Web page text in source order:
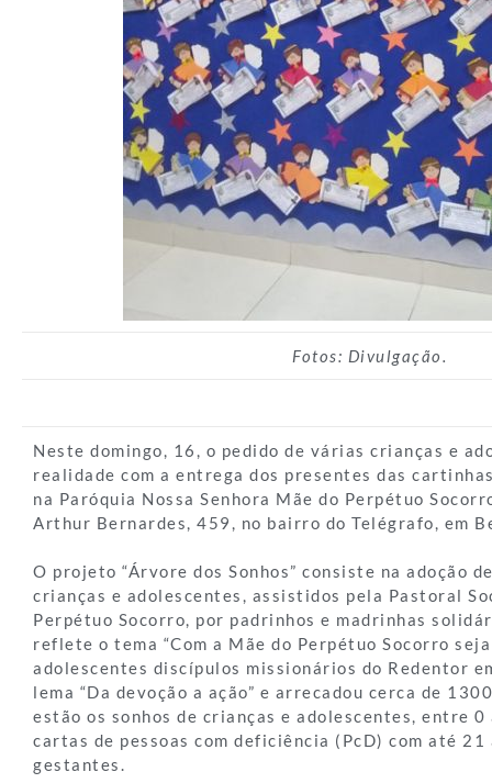
Fotos: Divulgação.
Neste domingo, 16, o pedido de várias crianças e
realidade com a entrega dos presentes das cartinhas
na Paróquia Nossa Senhora Mãe do Perpétuo
Arthur Bernardes, 459, no bairro do Telégrafo, em
O projeto “Árvore dos Sonhos” consiste na adoção
crianças e adolescentes, assistidos pela Pastoral
Perpétuo Socorro, por padrinhos e madrinhas
reflete o tema “Com a Mãe do Perpétuo Socorro
adolescentes discípulos missionários do Redentor
lema “Da devoção a ação” e arrecadou cerca de
estão os sonhos de crianças e adolescentes, entre 0
cartas de pessoas com deficiência (PcD) com até 21
gestantes.